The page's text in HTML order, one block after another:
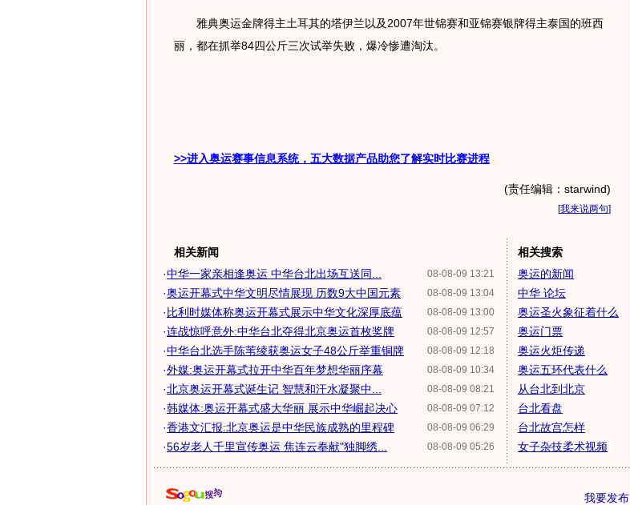
雅典奥运金牌得主土耳其的塔伊兰以及2007年世锦赛和亚锦赛银牌得主泰国的班西
丽，都在抓举84四公斤三次试举失败，爆冷惨遭淘汰。
>>进入奥运赛事信息系统，五大数据产品助您了解实时比赛进程
(责任编辑：starwind)
[我来说两句]
相关新闻
08-08-09 13:21
·中华一家亲相逢奥运 中华台北出场互送同...
08-08-09 13:04
·奥运开幕式中华文明尽情展现 历数9大中国元素
08-08-09 13:00
· 比利时媒体称奥运开幕式展示中华文化深厚底蕴
08-08-09 12:57
·连战惊呼意外:中华台北夺得北京奥运首枚奖牌
08-08-09 12:18
·中华台北选手陈苇绫获奥运女子48公斤举重铜牌
08-08-09 10:34
·外媒:奥运开幕式拉开中华百年梦想华丽序幕
08-08-09 08:21
·北京奥运开幕式诞生记 智慧和汗水凝聚中...
08-08-09 07:12
·韩媒体:奥运开幕式盛大华丽 展示中华崛起决心
08-08-09 06:29
·香港文汇报:北京奥运是中华民族成熟的里程碑
08-08-09 05:26
·56岁老人千里宣传奥运 焦连云奉献"独脚绣...
相关搜索
奥运的新闻
中华 论坛
奥运圣火象征着什么
奥运门票
奥运火炬传递
奥运五环代表什么
从台北到北京
台北看盘
台北故宫怎样
女子杂技柔术视频
我要发布